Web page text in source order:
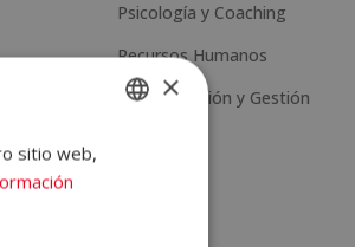
Psicología y Coaching
Recursos Humanos
Administración y Gestión
SPANISH
×
sitio web,